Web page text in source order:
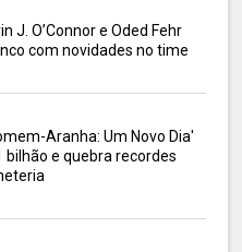
J. O’Connor e Oded Fehr
com novidades no time
Aranha: Um Novo Dia'
bilhão e quebra recordes